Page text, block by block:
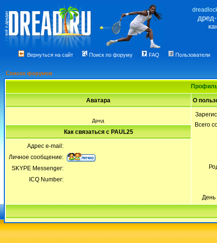
Вернуться на сайт Поиск по форуму FAQ Пользователи
Список форумов
Аватара О
Дред
Всего
День
Как связаться с PAUL25
Адрес e-mail:
Личное сообщение:
SKYPE Messenger:
ICQ Number: